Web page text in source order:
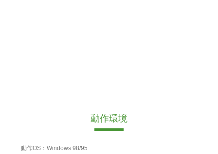
動作環境
動作OS：Windows 98/95